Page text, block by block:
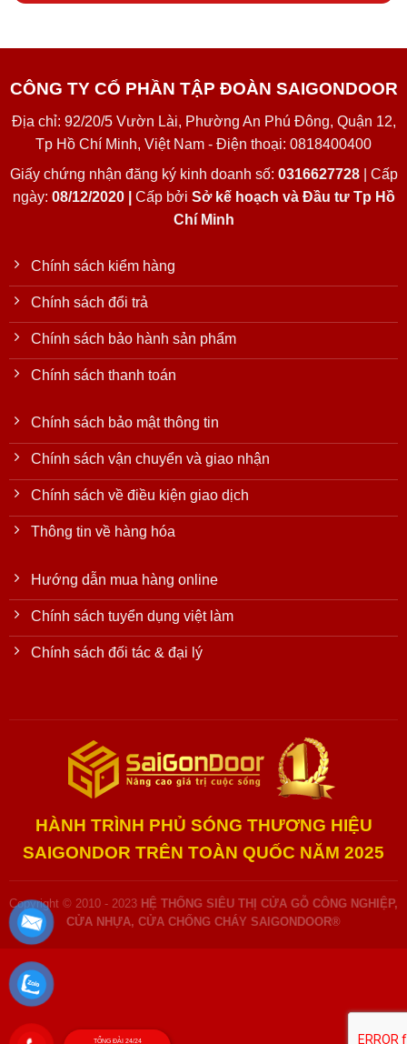
CÔNG TY CỔ PHẦN TẬP ĐOÀN SAIGONDOOR
Địa chỉ: 92/20/5 Vườn Lài, Phường An Phú Đông, Quận 12,
Tp Hồ Chí Minh, Việt Nam - Điện thoại: 0818400400
Giấy chứng nhận đăng ký kinh doanh số: 0316627728| Cấp
ngày: 08/12/2020 | Cấp bởi Sở kế hoạch và Đầu tư Tp Hồ
Chí Minh
Chính sách kiểm hàng
Chính sách đổi trả
Chính sách bảo hành sản phẩm
Chính sách thanh toán
Chính sách bảo mật thông tin
Chính sách vận chuyển và giao nhận
Chính sách về điều kiện giao dịch
Thông tin về hàng hóa
Hướng dẫn mua hàng online
Chính sách tuyển dụng việt làm
Chính sách đối tác & đại lý
HÀNH TRÌNH PHỦ SÓNG THƯƠNG HIỆU
SAIGONDOR TRÊN TOÀN QUỐC NĂM 2025
Copyright © 2010 - 2023 HỆ THỐNG SIÊU THỊ CỬA GỖ CÔNG NGHIỆP,
CỬA NHỰA, CỬA CHỐNG CHÁY SAIGONDOOR®
TỔNG ĐÀI 24/24